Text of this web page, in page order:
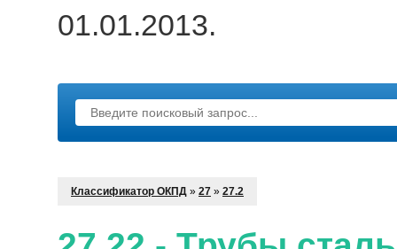
01.01.2013.
Классификатор ОКПД » 27 » 27.2